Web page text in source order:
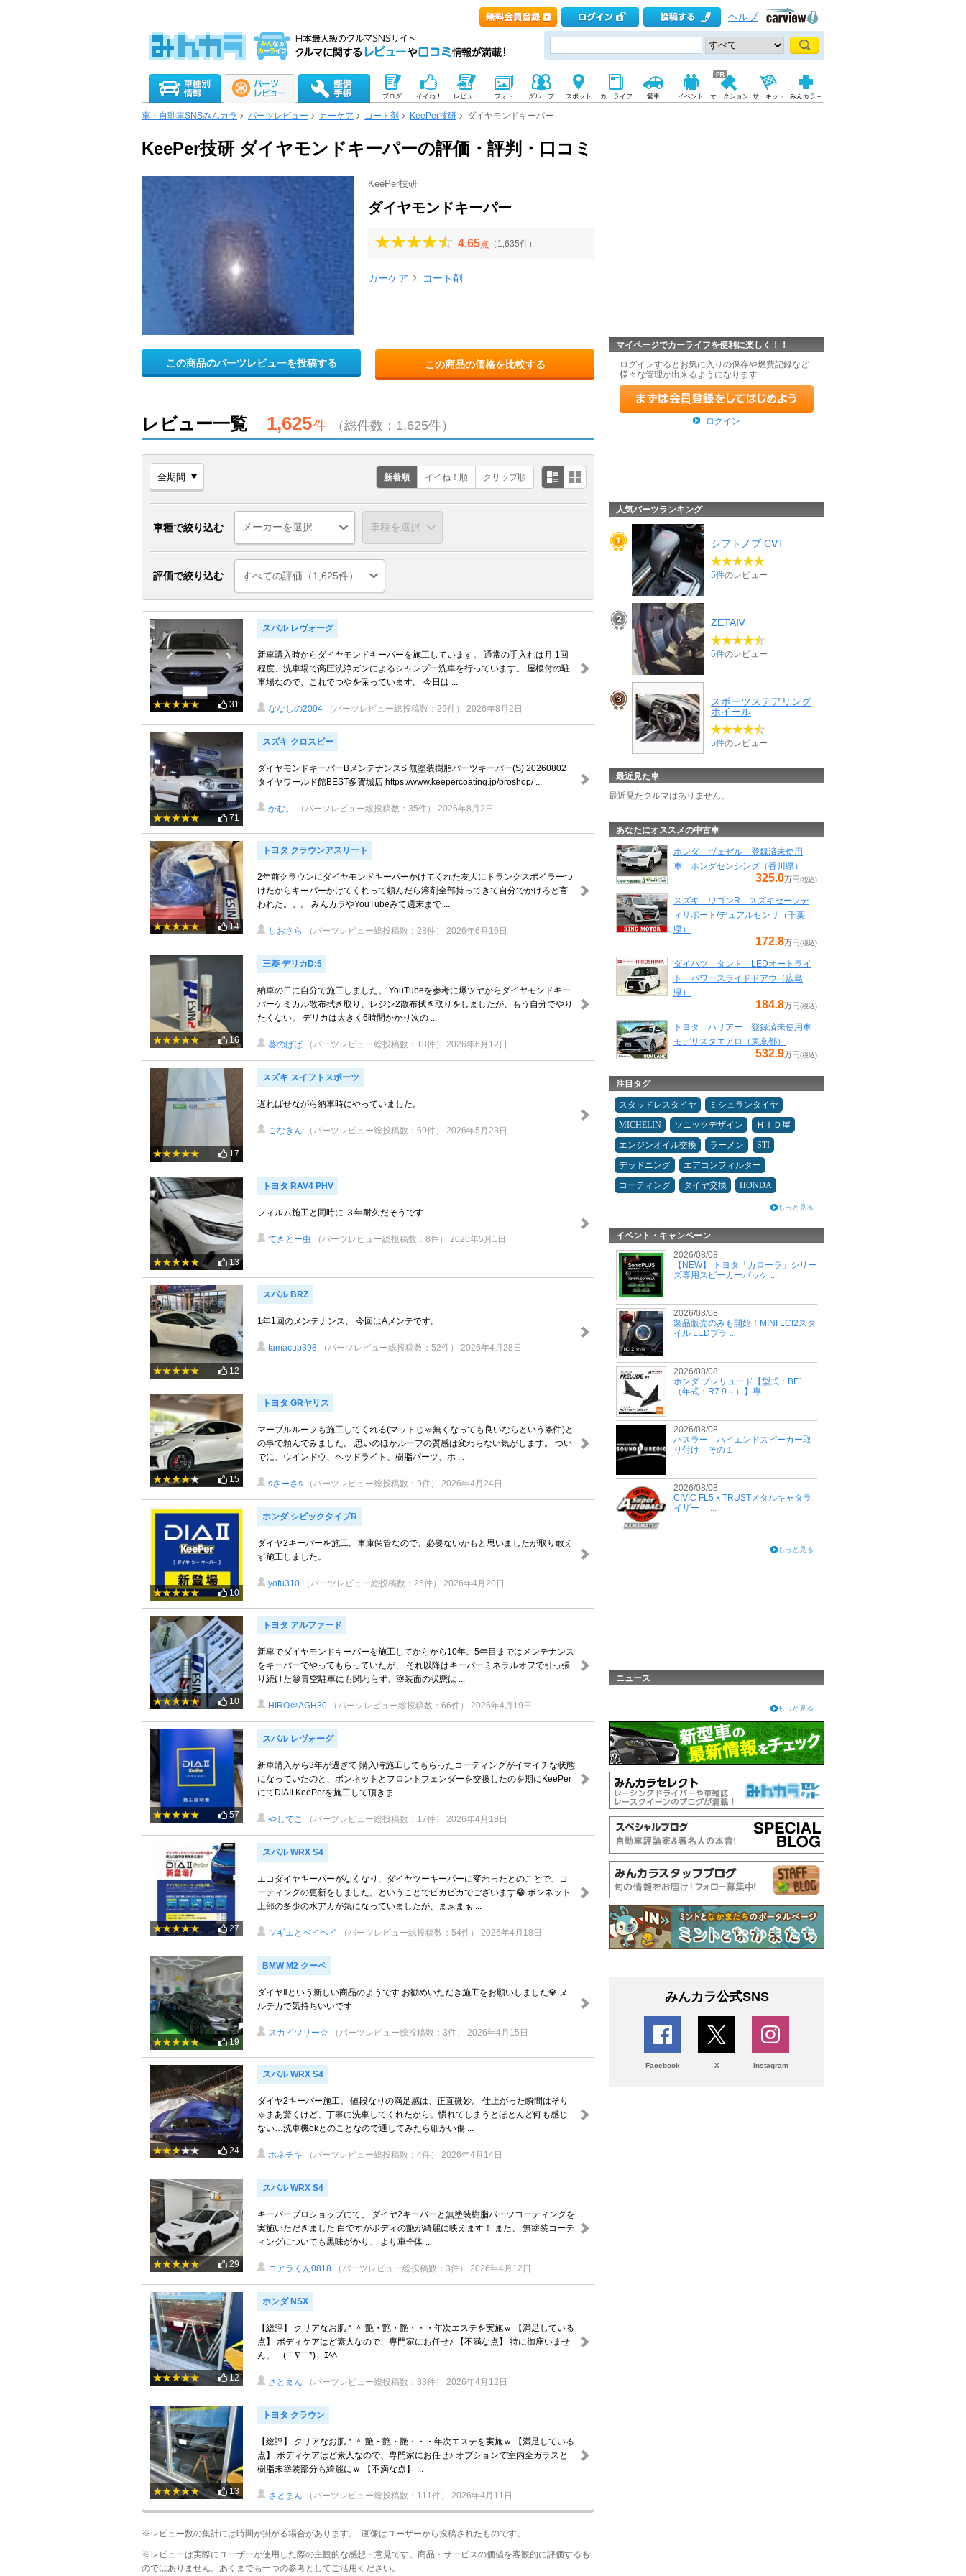
ヘルプ
ブログ イイね！ レビュー フォト グループ スポット カーライフ 愛車 イベント オークション サーキット みんカラ＋
車・自動車SNSみんカラ パーツレビュー カーケア コート剤 KeePer技研 ダイヤモンドキーパー
KeePer技研 ダイヤモンドキーパーの評価・評判・口コミ
KeePer技研
ダイヤモンドキーパー
4.65点 （1,635件）
カーケア コート剤
この商品のパーツレビューを投稿する この商品の価格を比較する
レビュー一覧 1,625件 （総件数：1,625件）
新着順 イイね！順 クリップ順
車種で絞り込む
評価で絞り込む すべての評価（1,625件）
31
スバル レヴォーグ
新車購入時からダイヤモンドキーパーを施工しています。 通常の手入れは月 1回
程度、洗車場で高圧洗浄ガンによるシャンプー洗車を行っています。 屋根付の駐
車場なので、これでつやを保っています。 今日は ...
ななしの2004 （パーツレビュー総投稿数：29件） 2026年8月2日
71
スズキ クロスビー
ダイヤモンドキーバーBメンテナンスS 無塗装樹脂パーツキーパー(S) 20260802
タイヤワールド館BEST多賀城店 https://www.keepercoating.jp/proshop/ ...
かむ。 （パーツレビュー総投稿数：35件） 2026年8月2日
14
トヨタ クラウンアスリート
2年前クラウンにダイヤモンドキーパーかけてくれた友人にトランクスポイラーつ
けたからキーパーかけてくれって頼んだら溶剤全部持ってきて自分でかけろと言
われた。。。 みんカラやYouTubeみて週末まで ...
しおさら （パーツレビュー総投稿数：28件） 2026年6月16日
16
三菱 デリカD:5
納車の日に自分で施工しました。 YouTubeを参考に爆ツヤからダイヤモンドキー
パーケミカル散布拭き取り、レジン2散布拭き取りをしましたが、もう自分でやり
たくない。 デリカは大きく6時間かかり次の ...
葵のぱぱ （パーツレビュー総投稿数：18件） 2026年6月12日
17
スズキ スイフトスポーツ
遅ればせながら納車時にやっていました。
こなきん （パーツレビュー総投稿数：69件） 2026年5月23日
13
トヨタ RAV4 PHV
フィルム施工と同時に ３年耐久だそうです
てきとー虫 （パーツレビュー総投稿数：8件） 2026年5月1日
12
スバル BRZ
1年1回のメンテナンス、 今回はAメンテです。
tamacub398 （パーツレビュー総投稿数：52件） 2026年4月28日
15
トヨタ GRヤリス
マーブルルーフも施工してくれる(マットじゃ無くなっても良いならという条件)と
の事で頼んでみました。 思いのほかルーフの質感は変わらない気がします。 つい
でに、ウインドウ、ヘッドライト、樹脂パーツ、ホ ...
sさーさs （パーツレビュー総投稿数：9件） 2026年4月24日
10
ホンダ シビックタイプR
ダイヤ2キーパーを施工。車庫保管なので、必要ないかもと思いましたが取り敢え
ず施工しました。
yofu310 （パーツレビュー総投稿数：25件） 2026年4月20日
10
トヨタ アルファード
新車でダイヤモンドキーパーを施工してからから10年。5年目まではメンテナンス
をキーパーでやってもらっていたが、 それ以降はキーパーミネラルオフで引っ張
り続けた😅青空駐車にも関わらず、塗装面の状態は ...
HIRO＠AGH30 （パーツレビュー総投稿数：66件） 2026年4月19日
57
スバル レヴォーグ
新車購入から3年が過ぎて 購入時施工してもらったコーティングがイマイチな状態
になっていたのと、ボンネットとフロントフェンダーを交換したのを期にKeePer
にてDIAII KeePerを施工して頂きま ...
やしでこ （パーツレビュー総投稿数：17件） 2026年4月18日
27
スバル WRX S4
エコダイヤキーパーがなくなり、ダイヤツーキーパーに変わったとのことで、コ
ーティングの更新をしました。ということでピカピカでございます😁 ボンネット
上部の多少の水アカが気になっていましたが、まぁまぁ ...
ツギエとベイヘイ （パーツレビュー総投稿数：54件） 2026年4月18日
19
BMW M2 クーペ
ダイヤⅡという新しい商品のようです お勧めいただき施工をお願いしました💎 ヌ
ルテカで気持ちいいです
スカイツリー☆ （パーツレビュー総投稿数：3件） 2026年4月15日
24
スバル WRX S4
ダイヤ2キーパー施工。 値段なりの満足感は、正直微妙。 仕上がった瞬間はそり
ゃまあ驚くけど、丁寧に洗車してくれたから。慣れてしまうとほとんど何も感じ
ない…洗車機okとのことなので通してみたら細かい傷 ...
ホネチキ （パーツレビュー総投稿数：4件） 2026年4月14日
29
スバル WRX S4
キーパープロショップにて、 ダイヤ2キーパーと無塗装樹脂パーツコーティングを
実施いただきました 白ですがボディの艶が綺麗に映えます！ また、 無塗装コーテ
ィングについても黒味がかり、 より車全体 ...
コアラくん0818 （パーツレビュー総投稿数：3件） 2026年4月12日
12
ホンダ NSX
【総評】 クリアなお肌＾＾ 艶・艶・艶・・・年次エステを実施ｗ 【満足している
点】 ボディケアはど素人なので、専門家にお任せ♪ 【不満な点】 特に御座いませ
ん。 (￣∇￣*)ゞｴﾍﾍ
さとまん （パーツレビュー総投稿数：33件） 2026年4月12日
13
トヨタ クラウン
【総評】 クリアなお肌＾＾ 艶・艶・艶・・・年次エステを実施ｗ 【満足している
点】 ボディケアはど素人なので、専門家にお任せ♪ オプションで室内全ガラスと
樹脂未塗装部分も綺麗にｗ 【不満な点】 ...
さとまん （パーツレビュー総投稿数：111件） 2026年4月11日
※レビュー数の集計には時間が掛かる場合があります。 画像はユーザーから投稿されたものです。
※レビューは実際にユーザーが使用した際の主観的な感想・意見です。商品・サービスの価値を客観的に評価するも
のではありません。あくまでも一つの参考としてご活用ください。
マイページでカーライフを便利に楽しく！！
ログインするとお気に入りの保存や燃費記録など
様々な管理が出来るようになります
ログイン
人気パーツランキング
シフトノブ CVT
5件のレビュー
ZETAⅣ
5件のレビュー
スポーツステアリング
ホイール
5件のレビュー
最近見た車
最近見たクルマはありません。
あなたにオススメの中古車
ホンダ ヴェゼル 登録済未使用
車 ホンダセンシング（香川県）
325.0万円(税込)
スズキ ワゴンR スズキセーフテ
ィサポート/デュアルセンサ（千葉
県）
172.8万円(税込)
ダイハツ タント LEDオートライ
ト パワースライドドアウ（広島
県）
184.8万円(税込)
トヨタ ハリアー 登録済未使用車
モデリスタエアロ（東京都）
532.9万円(税込)
注目タグ
スタッドレスタイヤ
ミシュランタイヤ
MICHELIN
ソニックデザイン
ＨＩＤ屋
エンジンオイル交換
ラーメン
STI
デッドニング
エアコンフィルター
コーティング
タイヤ交換 HONDA
もっと見る
イベント・キャンペーン
2026/08/08
【NEW】 トヨタ「カローラ」シリー
ズ専用スピーカーパッケ ...
2026/08/08
製品販売のみも開始！MINI LCI2スタ
イル LEDブラ ...
2026/08/08
ホンダ プレリュード【型式：BF1
（年式：R7.9～）】専 ...
2026/08/08
ハスラー ハイエンドスピーカー取
り付け その１
2026/08/08
CIVIC FL5 x TRUSTメタルキャタラ
イザー ...
もっと見る
ニュース
もっと見る
みんカラ公式SNS
Facebook X Instagram